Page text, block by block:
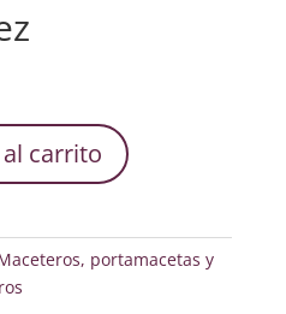
carrito
portamacetas y